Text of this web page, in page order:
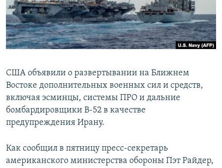
СПОРТ
МИР
БЛОГИ
ГОЛОСА
ЧИТАЕМ ПРЕССУ
АРХИВ РАДИОПРОГРАММЫ
Все сайты РСЕ/РС
США объявили о развертывании на Ближнем
Востоке дополнительных военных сил и средств,
включая эсминцы, системы ПРО и дальние
бомбардировщики B-52 в качестве
предупреждения Ирану.
Как сообщил в пятницу пресс-секретарь
американского министерства обороны Пэт Райдер,